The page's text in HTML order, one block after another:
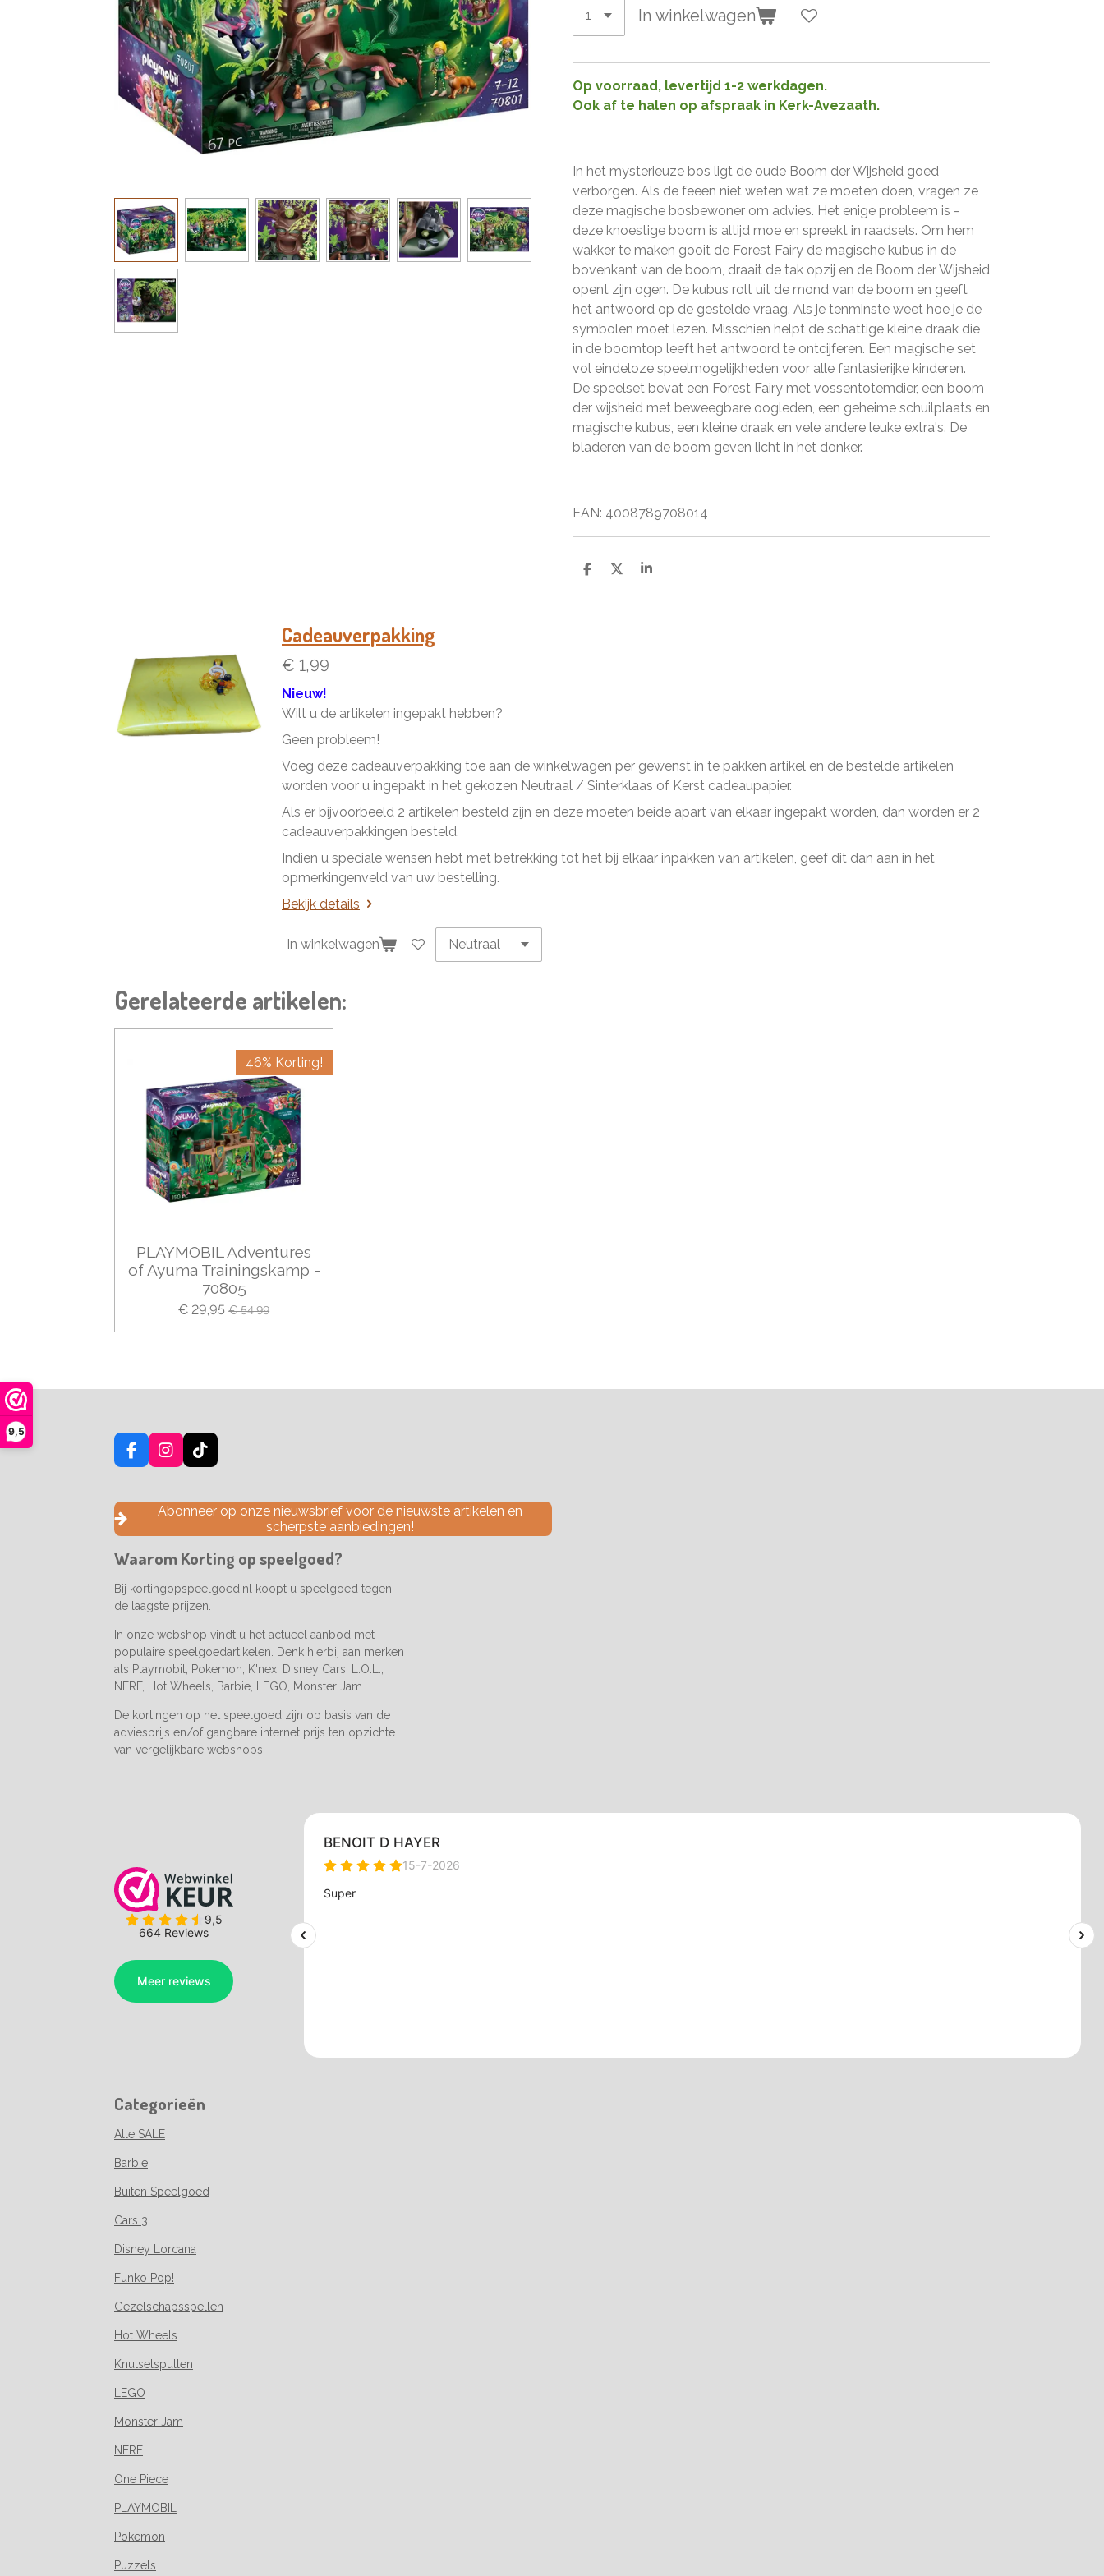
9,5
In winkelwagen
Op voorraad, levertijd 1-2 werkdagen.
Ook af te halen op afspraak in Kerk-Avezaath.
In het mysterieuze bos ligt de oude Boom der Wijsheid goed
verborgen. Als de feeën niet weten wat ze moeten doen, vragen ze
deze magische bosbewoner om advies. Het enige probleem is -
deze knoestige boom is altijd moe en spreekt in raadsels. Om hem
wakker te maken gooit de Forest Fairy de magische kubus in de
bovenkant van de boom, draait de tak opzij en de Boom der Wijsheid
opent zijn ogen. De kubus rolt uit de mond van de boom en geeft
het antwoord op de gestelde vraag. Als je tenminste weet hoe je de
symbolen moet lezen. Misschien helpt de schattige kleine draak die
in de boomtop leeft het antwoord te ontcijferen. Een magische set
vol eindeloze speelmogelijkheden voor alle fantasierijke kinderen.
De speelset bevat een Forest Fairy met vossentotemdier, een boom
der wijsheid met beweegbare oogleden, een geheime schuilplaats en
magische kubus, een kleine draak en vele andere leuke extra's. De
bladeren van de boom geven licht in het donker.
EAN: 4008789708014
D
D
S
Cadeauverpakking
€ 1,99
Nieuw!
Wilt u de artikelen ingepakt hebben?
Geen probleem!
Voeg deze cadeauverpakking toe aan de winkelwagen per gewenst in te pakken artikel en de bestelde artikelen
worden voor u ingepakt in het gekozen Neutraal / Sinterklaas of Kerst cadeaupapier.
Als er bijvoorbeeld 2 artikelen besteld zijn en deze moeten beide apart van elkaar ingepakt worden, dan worden er 2
cadeauverpakkingen besteld.
Indien u speciale wensen hebt met betrekking tot het bij elkaar inpakken van artikelen, geef dit dan aan in het
opmerkingenveld van uw bestelling.
Bekijk details
In winkelwagen
Gerelateerde artikelen:
46% Korting!
PLAYMOBIL Adventures
of Ayuma Trainingskamp -
70805
€ 29,95 € 54,99
F
a
e
o
k
I
n
t
a
g
a
T
i
T
o
k
Abonneer op onze nieuwsbrief voor de nieuwste artikelen en
scherpste aanbiedingen!
Waarom Korting op speelgoed?
Bij kortingopspeelgoed.nl koopt u speelgoed tegen
de laagste prijzen.
In onze webshop vindt u het actueel aanbod met
populaire speelgoedartikelen. Denk hierbij aan merken
als Playmobil, Pokemon, K'nex, Disney Cars, L.O.L.,
NERF, Hot Wheels, Barbie, LEGO, Monster Jam...
De kortingen op het speelgoed zijn op basis van de
adviesprijs en/of gangbare internet prijs ten opzichte
van vergelijkbare webshops.
Categorieën
Alle SALE
Barbie
Buiten Speelgoed
Cars 3
Disney Lorcana
Funko Pop!
Gezelschapsspellen
Hot Wheels
Knutselspullen
LEGO
Monster Jam
NERF
One Piece
PLAYMOBIL
Pokemon
Puzzels